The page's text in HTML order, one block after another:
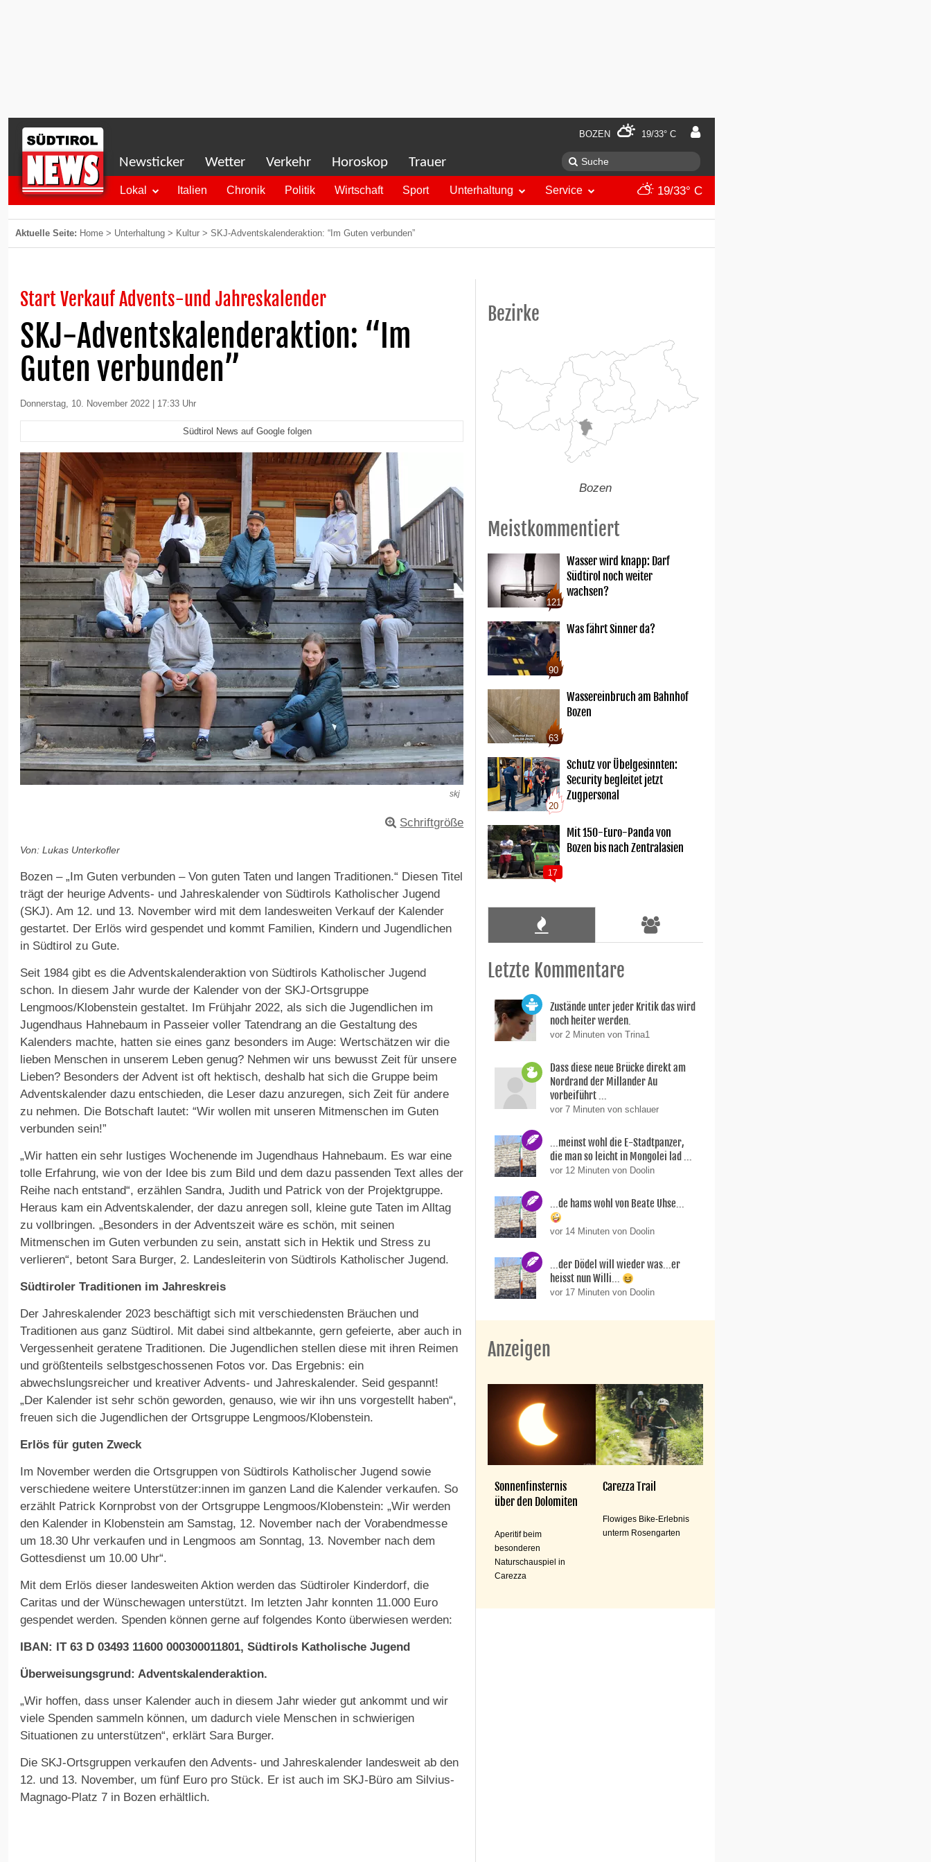
BOZEN 19/33° C
Newsticker Wetter Verkehr Horoskop Trauer
Lokal Italien Chronik Politik Wirtschaft Sport Unterhaltung Service 19/33° C
Aktuelle Seite: Home > Unterhaltung > Kultur > SKJ-Adventskalenderaktion: “Im Guten verbunden”
Start Verkauf Advents-und Jahreskalender
SKJ-Adventskalenderaktion: “Im
Guten verbunden”
Donnerstag, 10. November 2022 | 17:33 Uhr
Südtirol News auf Google folgen
skj
Schriftgröße
Von: Lukas Unterkofler
Bozen – „Im Guten verbunden – Von guten Taten und langen Traditionen.“ Diesen Titel
trägt der heurige Advents- und Jahreskalender von Südtirols Katholischer Jugend
(SKJ). Am 12. und 13. November wird mit dem landesweiten Verkauf der Kalender
gestartet. Der Erlös wird gespendet und kommt Familien, Kindern und Jugendlichen
in Südtirol zu Gute.
Seit 1984 gibt es die Adventskalenderaktion von Südtirols Katholischer Jugend
schon. In diesem Jahr wurde der Kalender von der SKJ-Ortsgruppe
Lengmoos/Klobenstein gestaltet. Im Frühjahr 2022, als sich die Jugendlichen im
Jugendhaus Hahnebaum in Passeier voller Tatendrang an die Gestaltung des
Kalenders machte, hatten sie eines ganz besonders im Auge: Wertschätzen wir die
lieben Menschen in unserem Leben genug? Nehmen wir uns bewusst Zeit für unsere
Lieben? Besonders der Advent ist oft hektisch, deshalb hat sich die Gruppe beim
Adventskalender dazu entschieden, die Leser dazu anzuregen, sich Zeit für andere
zu nehmen. Die Botschaft lautet: “Wir wollen mit unseren Mitmenschen im Guten
verbunden sein!”
„Wir hatten ein sehr lustiges Wochenende im Jugendhaus Hahnebaum. Es war eine
tolle Erfahrung, wie von der Idee bis zum Bild und dem dazu passenden Text alles der
Reihe nach entstand“, erzählen Sandra, Judith und Patrick von der Projektgruppe.
Heraus kam ein Adventskalender, der dazu anregen soll, kleine gute Taten im Alltag
zu vollbringen. „Besonders in der Adventszeit wäre es schön, mit seinen
Mitmenschen im Guten verbunden zu sein, anstatt sich in Hektik und Stress zu
verlieren“, betont Sara Burger, 2. Landesleiterin von Südtirols Katholischer Jugend.
Südtiroler Traditionen im Jahreskreis
Der Jahreskalender 2023 beschäftigt sich mit verschiedensten Bräuchen und
Traditionen aus ganz Südtirol. Mit dabei sind altbekannte, gern gefeierte, aber auch in
Vergessenheit geratene Traditionen. Die Jugendlichen stellen diese mit ihren Reimen
und größtenteils selbstgeschossenen Fotos vor. Das Ergebnis: ein
abwechslungsreicher und kreativer Advents- und Jahreskalender. Seid gespannt!
„Der Kalender ist sehr schön geworden, genauso, wie wir ihn uns vorgestellt haben“,
freuen sich die Jugendlichen der Ortsgruppe Lengmoos/Klobenstein.
Erlös für guten Zweck
Im November werden die Ortsgruppen von Südtirols Katholischer Jugend sowie
verschiedene weitere Unterstützer:innen im ganzen Land die Kalender verkaufen. So
erzählt Patrick Kornprobst von der Ortsgruppe Lengmoos/Klobenstein: „Wir werden
den Kalender in Klobenstein am Samstag, 12. November nach der Vorabendmesse
um 18.30 Uhr verkaufen und in Lengmoos am Sonntag, 13. November nach dem
Gottesdienst um 10.00 Uhr“.
Mit dem Erlös dieser landesweiten Aktion werden das Südtiroler Kinderdorf, die
Caritas und der Wünschewagen unterstützt. Im letzten Jahr konnten 11.000 Euro
gespendet werden. Spenden können gerne auf folgendes Konto überwiesen werden:
IBAN: IT 63 D 03493 11600 000300011801, Südtirols Katholische Jugend
Überweisungsgrund: Adventskalenderaktion.
„Wir hoffen, dass unser Kalender auch in diesem Jahr wieder gut ankommt und wir
viele Spenden sammeln können, um dadurch viele Menschen in schwierigen
Situationen zu unterstützen“, erklärt Sara Burger.
Die SKJ-Ortsgruppen verkaufen den Advents- und Jah­reskalender landesweit ab den
12. und 13. November, um fünf Euro pro Stück. Er ist auch im SKJ-Büro am Silvius-
Magnago-Platz 7 in Bozen erhältlich.
Bezirke
Bozen
Meistkommentiert
121
Wasser wird knapp: Darf
Südtirol noch weiter
wachsen?
90
Was fährt Sinner da?
63
Wassereinbruch am Bahnhof
Bozen
20
Schutz vor Übelgesinnten:
Security begleitet jetzt
Zugpersonal
17
Mit 150-Euro-Panda von
Bozen bis nach Zentralasien
Letzte Kommentare
Zustände unter jeder Kritik das wird
noch heiter werden.
vor 2 Minuten von Trina1
Dass diese neue Brücke direkt am
Nordrand der Millander Au
vorbeiführt ...
vor 7 Minuten von schlauer
...meinst wohl die E-Stadtpanzer,
die man so leicht in Mongolei lad ...
vor 12 Minuten von Doolin
...de hams wohl von Beate Uhse...
vor 14 Minuten von Doolin
...der Dödel will wieder was...er
heisst nun Willi...
vor 17 Minuten von Doolin
Anzeigen
Sonnenfinsternis
über den Dolomiten
Aperitif beim
besonderen
Naturschauspiel in
Carezza
Carezza Trail
Flowiges Bike-Erlebnis
unterm Rosengarten